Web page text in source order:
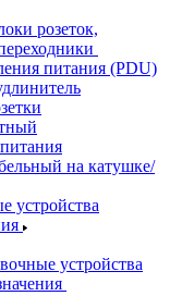
розеток,
питания (PDU)
на катушке/
устройства
устройства